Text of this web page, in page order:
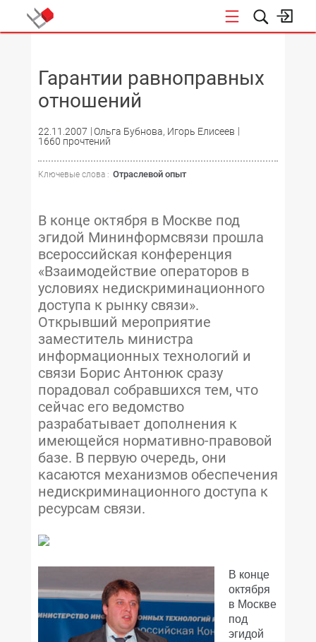
Гарантии равноправных
отношений
22.11.2007
Ольга Бубнова, Игорь Елисеев
1660 прочтений
Ключевые слова : Отраслевой опыт
В конце октября в Москве под
эгидой Мининформсвязи прошла
всероссийская конференция
«Взаимодействие операторов в
условиях недискриминационного
доступа к рынку связи».
Открывший мероприятие
заместитель министра
информационных технологий и
связи Борис Антонюк сразу
порадовал собравшихся тем, что
сейчас его ведомство
разрабатывает дополнения к
имеющейся нормативно-правовой
базе. В первую очередь, они
касаются механизмов обеспечения
недискриминационного доступа к
ресурсам связи.
В конце
октября
в Москве
под
эгидой